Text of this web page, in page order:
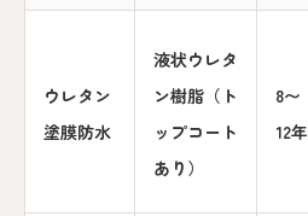
ウレタン
塗膜防水
液状ウレタ
ン樹脂（ト
ップコート
あり）
8〜
12年